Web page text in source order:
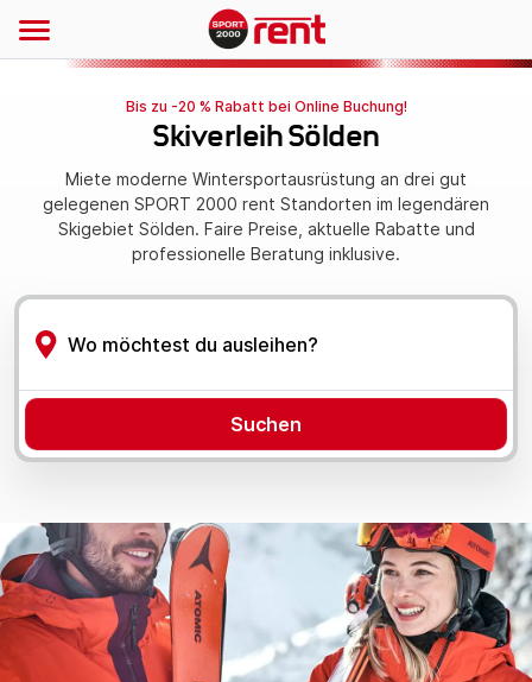
Bis zu -20 % Rabatt bei Online Buchung!
Skiverleih Sölden
Miete moderne Wintersportausrüstung an drei gut
gelegenen SPORT 2000 rent Standorten im legendären
Skigebiet Sölden. Faire Preise, aktuelle Rabatte und
professionelle Beratung inklusive.